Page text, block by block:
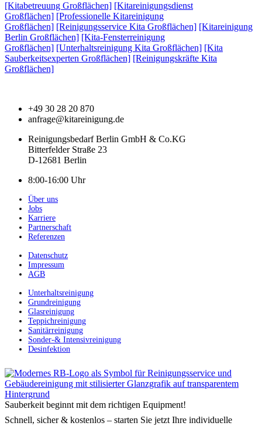
[Kitabetreuung Großflächen] [Kitareinigungsdienst
Großflächen] [Professionelle Kitareinigung
Großflächen] [Reinigungsservice Kita Großflächen] [Kitareinigung
Berlin Großflächen] [Kita-Fensterreinigung
Großflächen] [Unterhaltsreinigung Kita Großflächen] [Kita
Sauberkeitsexperten Großflächen] [Reinigungskräfte Kita
Großflächen]
+49 30 28 20 870
anfrage@kitareinigung.de
Reinigungsbedarf Berlin GmbH & Co.KG
Bitterfelder Straße 23
D-12681 Berlin
8:00-16:00 Uhr
Über uns
Jobs
Karriere
Partnerschaft
Referenzen
Datenschutz
Impressum
AGB
Unterhaltsreinigung
Grundreinigung
Glasreinigung
Teppichreinigung
Sanitärreinigung
Sonder-& Intensivreinigung
Desinfektion
Sauberkeit beginnt mit dem richtigen Equipment!
Schnell, sicher & kostenlos – starten Sie jetzt Ihre individuelle